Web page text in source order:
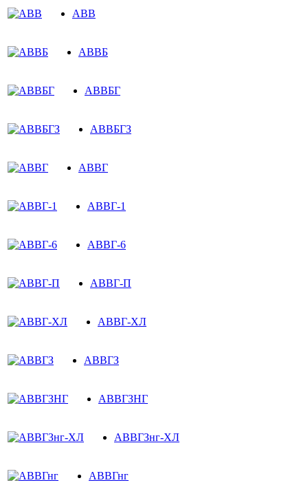
АВВ
АВВБ
АВВБГ
АВВБГЗ
АВВГ
АВВГ-1
АВВГ-6
АВВГ-П
АВВГ-ХЛ
АВВГЗ
АВВГЗНГ
АВВГЗнг-ХЛ
АВВГнг